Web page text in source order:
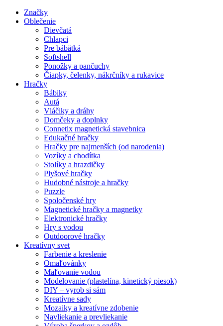
Značky
Oblečenie
Dievčatá
Chlapci
Pre bábätká
Softshell
Ponožky a pančuchy
Čiapky, čelenky, nákrčníky a rukavice
Hračky
Bábiky
Autá
Vláčiky a dráhy
Domčeky a doplnky
Connetix magnetická stavebnica
Edukačné hračky
Hračky pre najmenších (od narodenia)
Vozíky a chodítka
Stolíky a hrazdičky
Plyšové hračky
Hudobné nástroje a hračky
Puzzle
Spoločenské hry
Magnetické hračky a magnetky
Elektronické hračky
Hry s vodou
Outdoorové hračky
Kreatívny svet
Farbenie a kreslenie
Omaľovánky
Maľovanie vodou
Modelovanie (plastelína, kinetický piesok)
DIY – vyrob si sám
Kreatívne sady
Mozaiky a kreatívne zdobenie
Navliekanie a prevliekanie